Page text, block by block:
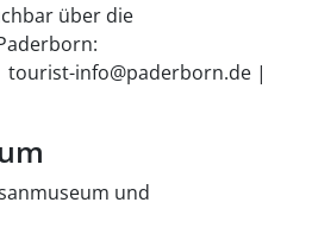
über die
tourist-info@paderborn.de |
und